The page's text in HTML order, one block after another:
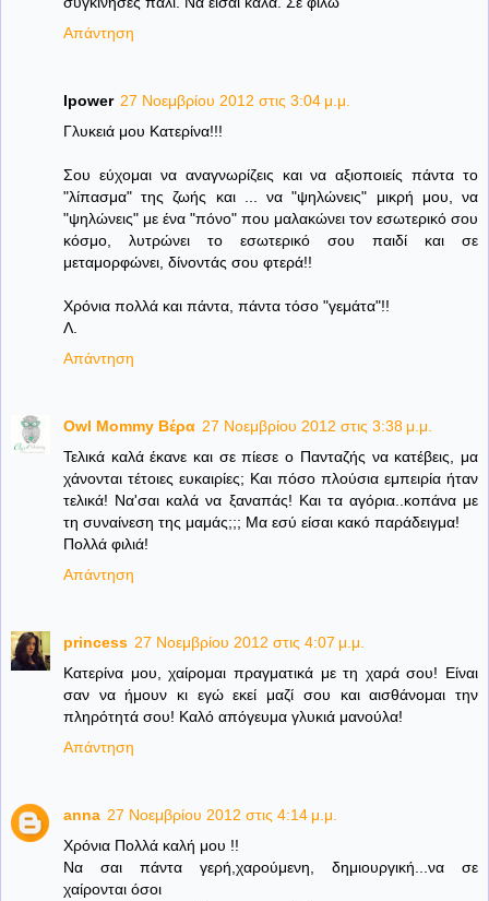
Απάντηση
lpower 27 Νοεμβρίου 2012 στις 3:04 μ.μ.
Γλυκειά μου Κατερίνα!!!
Σου εύχομαι να αναγνωρίζεις και να αξιοποιείς πάντα το
"λίπασμα" της ζωής και ... να "ψηλώνεις" μικρή μου, να
"ψηλώνεις" με ένα "πόνο" που μαλακώνει τον εσωτερικό σου
κόσμο, λυτρώνει το εσωτερικό σου παιδί και σε
μεταμορφώνει, δίνοντάς σου φτερά!!
Χρόνια πολλά και πάντα, πάντα τόσο "γεμάτα"!!
Λ.
Απάντηση
Owl Mommy Βέρα 27 Νοεμβρίου 2012 στις 3:38 μ.μ.
Τελικά καλά έκανε και σε πίεσε ο Πανταζής να κατέβεις, μα
χάνονται τέτοιες ευκαιρίες; Και πόσο πλούσια εμπειρία ήταν
τελικά! Να'σαι καλά να ξαναπάς! Και τα αγόρια..κοπάνα με
τη συναίνεση της μαμάς;;; Μα εσύ είσαι κακό παράδειγμα!
Πολλά φιλιά!
Απάντηση
princess 27 Νοεμβρίου 2012 στις 4:07 μ.μ.
Κατερίνα μου, χαίρομαι πραγματικά με τη χαρά σου! Είναι
σαν να ήμουν κι εγώ εκεί μαζί σου και αισθάνομαι την
πληρότητά σου! Καλό απόγευμα γλυκιά μανούλα!
Απάντηση
anna 27 Νοεμβρίου 2012 στις 4:14 μ.μ.
Χρόνια Πολλά καλή μου !!
Να σαι πάντα γερή,χαρούμενη, δημιουργική...να σε
χαίρονται όσοι